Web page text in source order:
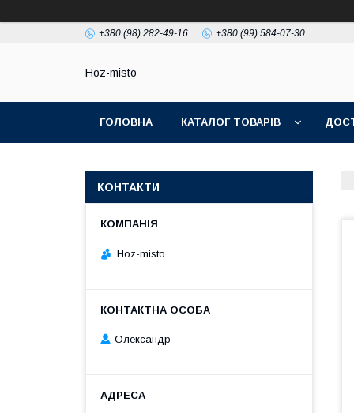
+380 (98) 282-49-16 +380 (99) 584-07-30
Hoz-misto
ГОЛОВНА КАТАЛОГ ТОВАРІВ
КОНТАКТИ
Hoz-misto
Олександр